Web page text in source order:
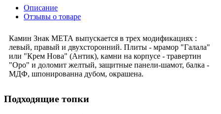
Описание
Отзывы о товаре
Камин Знак МЕТА выпускается в трех модификациях :
левый, правый и двухсторонний. Плиты - мрамор "Галала"
или "Крем Нова" (Антик), камни на корпусе - травертин
"Оро" и доломит желтый, защитные панели-шамот, балка -
МДФ, шпонированна дубом, окрашена.
Подходящие топки